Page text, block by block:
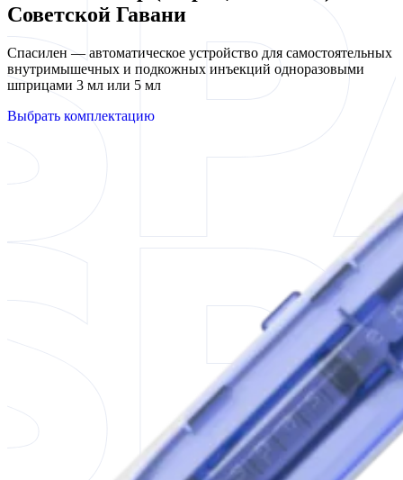
Советской Гавани
Спасилен — автоматическое устройство для самостоятельных
внутримышечных и подкожных инъекций одноразовыми
шприцами 3 мл или 5 мл
Выбрать комплектацию